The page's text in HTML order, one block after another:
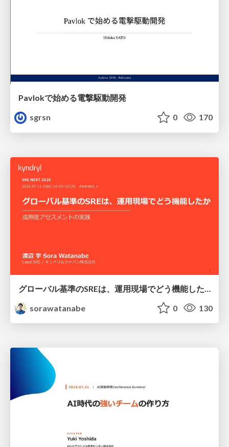
Pavlokで始める電撃駆動開発
sgrsn
0 170
sorawatanabe
0 130